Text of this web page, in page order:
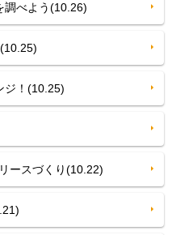
べよう(10.26)
！(10.25)
ースづくり(10.22)